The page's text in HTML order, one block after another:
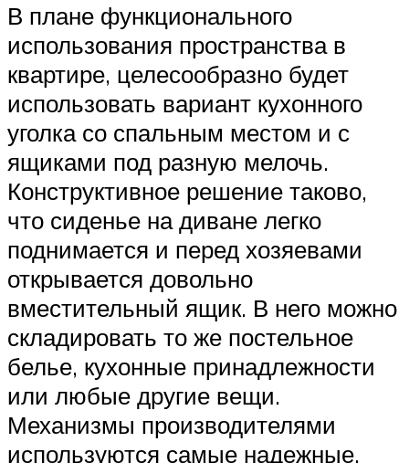
В плане функционального
использования пространства в
квартире, целесообразно будет
использовать вариант кухонного
уголка со спальным местом и с
ящиками под разную мелочь.
Конструктивное решение таково,
что сиденье на диване легко
поднимается и перед хозяевами
открывается довольно
вместительный ящик. В него можно
складировать то же постельное
белье, кухонные принадлежности
или любые другие вещи.
Механизмы производителями
используются самые надежные,